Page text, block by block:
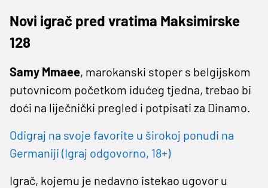
Novi igrač pred vratima Maksimirske
128
Samy Mmaee, marokanski stoper s belgijskom
putovnicom početkom idućeg tjedna, trebao bi
doći na liječnički pregled i potpisati za Dinamo.
Odigraj na svoje favorite u širokoj ponudi na
Germaniji (Igraj odgovorno, 18+)
Igrač, kojemu je nedavno istekao ugovor u